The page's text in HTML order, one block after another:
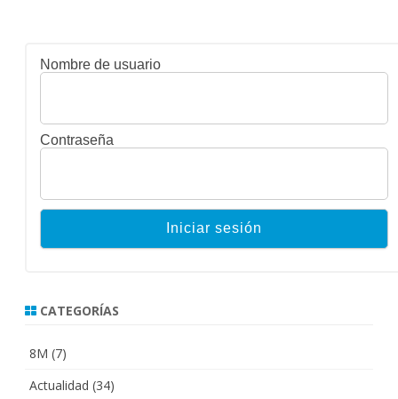
Nombre de usuario
Contraseña
CATEGORÍAS
8M (7)
Actualidad (34)